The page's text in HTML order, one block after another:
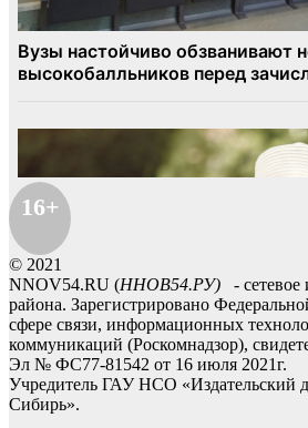
16+
© 2021
NNOV54.RU (ННОВ54.РУ) - сетевое
района. Зарегистрировано
сфере связи, информационных
коммуникаций (Роскомнадзор),
Эл № ФС77-81542 от 16 июля 2021г.
Учредитель ГАУ НСО «Издательский
Сибирь».